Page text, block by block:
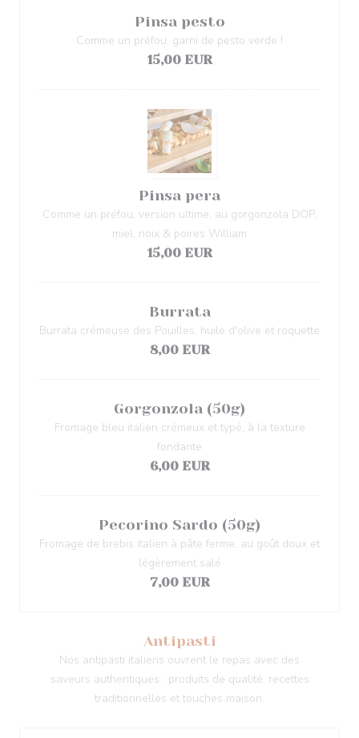
Pinsa pesto
Comme un préfou, garni de pesto verde !
15,00 EUR
Pinsa pera
Comme un préfou, version ultime, au gorgonzola DOP,
miel, noix & poires William
15,00 EUR
Burrata
Burrata crémeuse des Pouilles, huile d'olive et roquette
8,00 EUR
Gorgonzola (50g)
Fromage bleu italien crémeux et typé, à la texture
fondante
6,00 EUR
Pecorino Sardo (50g)
Fromage de brebis italien à pâte ferme, au goût doux et
légèrement salé
7,00 EUR
Antipasti
Nos antipasti italiens ouvrent le repas avec des
saveurs authentiques : produits de qualité, recettes
traditionnelles et touches maison.